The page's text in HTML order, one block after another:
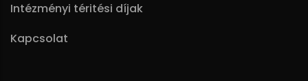
Intézményi téritési díjak
Kapcsolat